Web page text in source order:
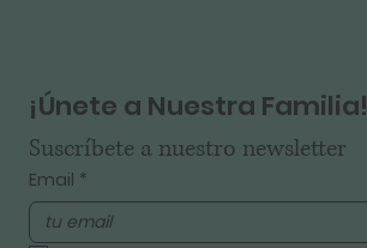
¡Únete a Nuestra Familia!
Suscríbete a nuestro newsletter
Email *